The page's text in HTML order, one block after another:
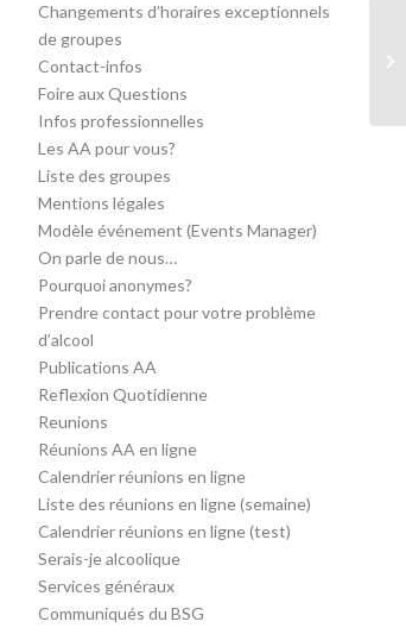
Changements d’horaires exceptionnels
de groupes
Contact-infos
Foire aux Questions
Infos professionnelles
Les AA pour vous?
Liste des groupes
Mentions légales
Modèle événement (Events Manager)
On parle de nous…
Pourquoi anonymes?
Prendre contact pour votre problème
d’alcool
Publications AA
Reflexion Quotidienne
Reunions
Réunions AA en ligne
Calendrier réunions en ligne
Liste des réunions en ligne (semaine)
Calendrier réunions en ligne (test)
Serais-je alcoolique
Services généraux
Communiqués du BSG